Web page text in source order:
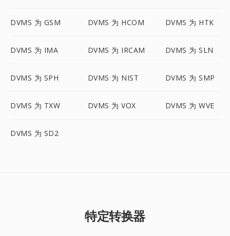
DVMS 为 GSM DVMS 为 HCOM DVMS 为 HTK
DVMS 为 IMA DVMS 为 IRCAM DVMS 为 SLN
DVMS 为 SPH DVMS 为 NIST DVMS 为 SMP
DVMS 为 TXW DVMS 为 VOX DVMS 为 WVE
DVMS 为 SD2
特定转换器